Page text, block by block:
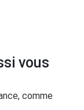
vous
comme